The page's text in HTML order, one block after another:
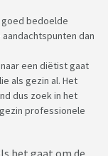
bedoelde
dan
een diëtist gaat
als gezin al. Het
dus zoek in het
professionele